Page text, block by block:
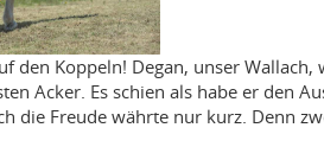
den Koppeln! Degan, unser
Acker. Es schien als habe er den
die Freude währte nur kurz. Denn